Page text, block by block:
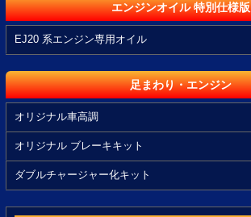
エンジンオイル 特別仕様版
EJ20 系エンジン専用オイル
足まわり・エンジン
オリジナル車高調
オリジナル ブレーキキット
ダブルチャージャー化キット